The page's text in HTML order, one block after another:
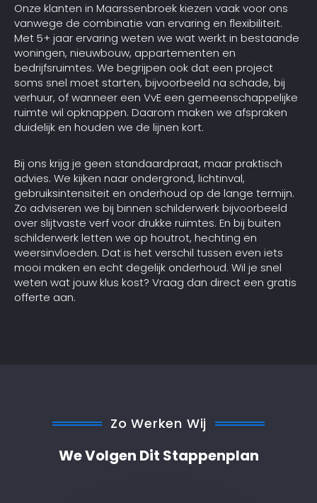
Onze klanten in Maarssenbroek kiezen vaak voor ons
vanwege de combinatie van ervaring en flexibiliteit.
Met 5+ jaar ervaring weten we wat werkt in bestaande
woningen, nieuwbouw, appartementen en
bedrijfsruimtes. We begrijpen ook dat een project
soms snel moet starten, bijvoorbeeld na schade, bij
verhuur, of wanneer een VvE een gemeenschappelijke
ruimte wil opknappen. Daarom maken we afspraken
duidelijk en houden we de lijnen kort.
Bij ons krijg je geen standaardpraat, maar praktisch
advies. We kijken naar ondergrond, lichtinval,
gebruiksintensiteit en onderhoud op de lange termijn.
Zo adviseren we bij binnen schilderwerk bijvoorbeeld
over slijtvaste verf voor drukke ruimtes. En bij buiten
schilderwerk letten we op houtrot, hechting en
weersinvloeden. Dat is het verschil tussen even iets
mooi maken en echt degelijk onderhoud. Wil je snel
weten wat jouw klus kost? Vraag dan direct een gratis
offerte aan.
Zo Werken Wij
We Volgen Dit Stappenplan